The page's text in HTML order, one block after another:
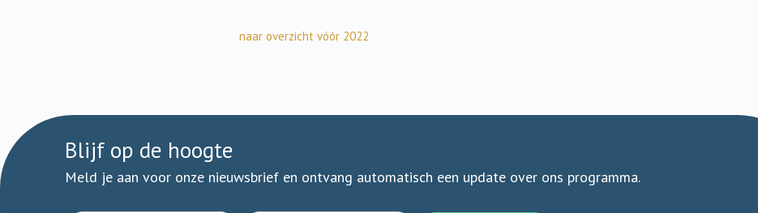
naar overzicht vóór 2022
Blijf op de hoogte
Meld je aan voor onze nieuwsbrief en ontvang automatisch een update over ons programma.